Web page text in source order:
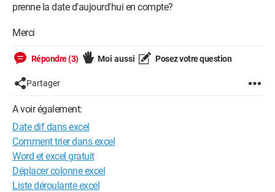
prenne la date d'aujourd'hui en compte?
Merci
Répondre (3) Moi aussi Posez votre question
Partager
A voir également:
Date dif dans excel
Comment trier dans excel
Word et excel gratuit
Déplacer colonne excel
Liste déroulante excel